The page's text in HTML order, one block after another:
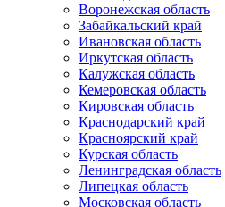
Воронежская область
Забайкальский край
Ивановская область
Иркутская область
Калужская область
Кемеровская область
Кировская область
Краснодарский край
Красноярский край
Курская область
Ленинградская область
Липецкая область
Московская область